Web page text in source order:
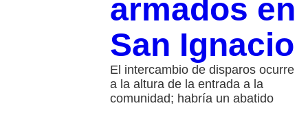
armados en
San Ignacio
El intercambio de disparos ocurre
a la altura de la entrada a la
comunidad; habría un abatido